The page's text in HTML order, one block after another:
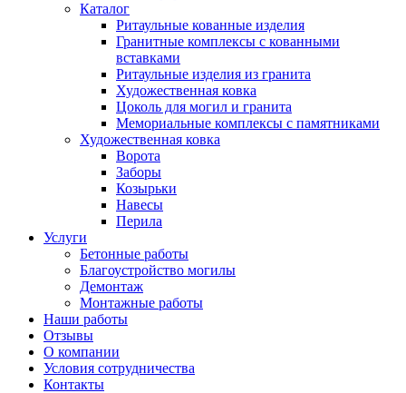
Каталог
Ритаульные кованные изделия
Гранитные комплексы с кованными
вставками
Ритаульные изделия из гранита
Художественная ковка
Цоколь для могил и гранита
Мемориальные комплексы с памятниками
Художественная ковка
Ворота
Заборы
Козырьки
Навесы
Перила
Услуги
Бетонные работы
Благоустройство могилы
Демонтаж
Монтажные работы
Наши работы
Отзывы
О компании
Условия сотрудничества
Контакты